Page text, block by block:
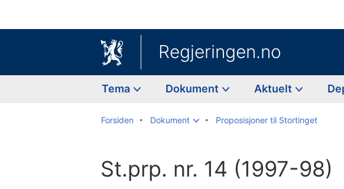
Regjeringen.no
Tema Dokument Aktuelt
Forsiden Dokument Proposisjoner til Stortinget
St.prp. nr. 14 (1997-98)